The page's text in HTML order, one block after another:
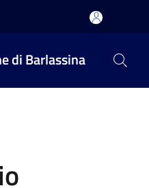
di Barlassina